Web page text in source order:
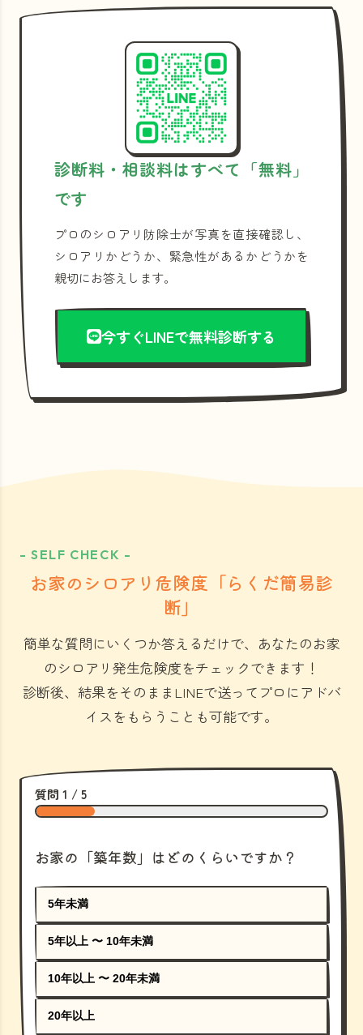
診断料・相談料はすべて「無料」
です
プロのシロアリ防除士が写真を直接確認し、
シロアリかどうか、緊急性があるかどうかを
親切にお答えします。
今すぐLINEで無料診断する
- SELF CHECK -
お家のシロアリ危険度「らくだ簡易診
断」
簡単な質問にいくつか答えるだけで、あなたのお家
のシロアリ発生危険度をチェックできます！
診断後、結果をそのままLINEで送ってプロにアドバ
イスをもらうことも可能です。
質問 1 / 5
お家の「築年数」はどのくらいですか？
5年未満
5年以上 〜 10年未満
10年以上 〜 20年未満
20年以上